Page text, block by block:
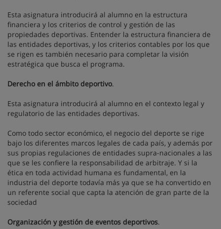
Esta asignatura introducirá al alumno en la estructura
financiera y los criterios de control y gestión de las
propiedades deportivas. Entender la estructura financiera de
las entidades deportivas, y los criterios contables por los que
se rigen es también necesario para completar la visión
estratégica que busca el programa.
Derecho en el ámbito deportivo.
Esta asignatura introducirá al alumno en el contexto legal y
regulatorio de las entidades deportivas.
Como todo sector económico, el negocio del deporte se rige
bajo los diferentes marcos legales de cada país, y además por
sus propias regulaciones de entidades supra-nacionales a las
que se les confiere la responsabilidad de arbitraje. Y si la
ética en toda actividad humana es fundamental, en la
industria del deporte todavía más ya que se ha convertido en
un referente social que capta la atención de gran parte de la
sociedad
Organización y gestión de eventos deportivos.